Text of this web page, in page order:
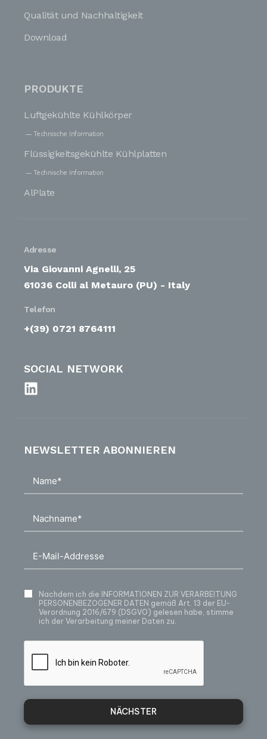
Qualität und Nachhaltigkeit
Download
PRODUKTE
Luftgekühlte Kühlkörper
Technische Information
Flüssigkeitsgekühlte Kühlplatten
Technische Information
AlPlate
Adresse
Via Giovanni Agnelli, 25
61036 Colli al Metauro (PU) - Italy
Telefon
+(39) 0721 8764111
SOCIAL NETWORK
NEWSLETTER ABONNIEREN
Nachdem ich die INFORMATIONEN ZUR VERARBEITUNG
PERSONENBEZOGENER DATEN gemäß Art. 13 der EU-
Verordnung 2016/679 (DSGVO) gelesen habe, stimme
ich der Verarbeitung meiner Daten zu.
NÄCHSTER